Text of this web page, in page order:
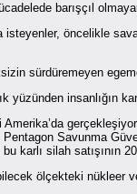
barışçıl
isteyenler, öncelikle
sürdüremeyen
yüzünden insanlığın
Savunma
karlı silah satışının
ölçekteki